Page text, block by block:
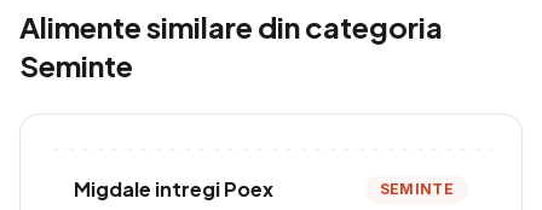
Alimente similare din categoria
Seminte
Migdale intregi Poex SEMINTE